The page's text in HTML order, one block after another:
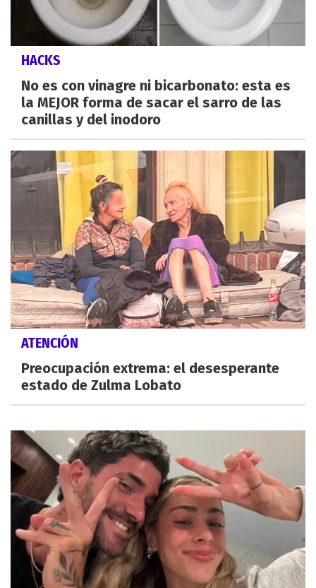
HACKS
No es con vinagre ni bicarbonato: esta es
la MEJOR forma de sacar el sarro de las
canillas y del inodoro
ATENCIÓN
Preocupación extrema: el desesperante
estado de Zulma Lobato